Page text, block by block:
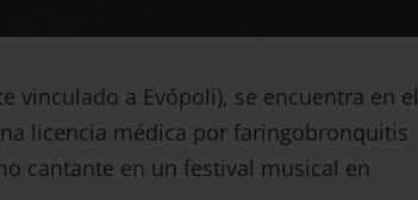
vinculado a Evópoli), se encuentra en el
licencia médica por faringobronquitis
cantante en un festival musical en